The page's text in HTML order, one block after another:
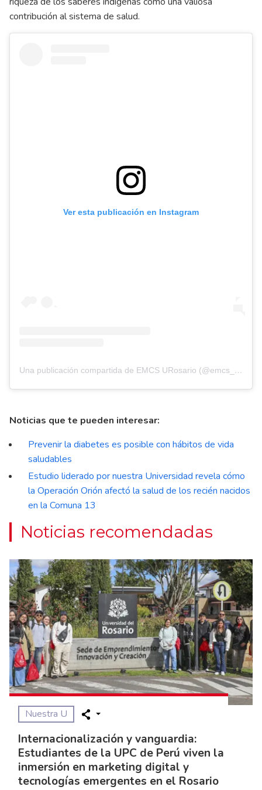
contribución al sistema de salud.
Ver esta publicación en Instagram
Una publicación compartida de EMCS URosario (@emcs_u.rosario)
Noticias que te pueden interesar:
Prevenir la diabetes es posible con hábitos de vida
saludables
Estudio liderado por nuestra Universidad revela cómo
la Operación Orión afectó la salud de los recién nacidos
en la Comuna 13
Noticias recomendadas
Nuestra U
Internacionalización y vanguardia:
Estudiantes de la UPC de Perú viven la
inmersión en marketing digital y
tecnologías emergentes en el Rosario